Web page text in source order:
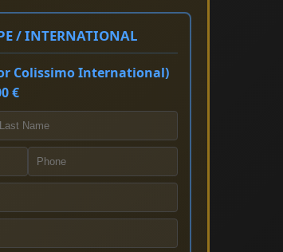
/ INTERNATIONAL
Colissimo International)
€